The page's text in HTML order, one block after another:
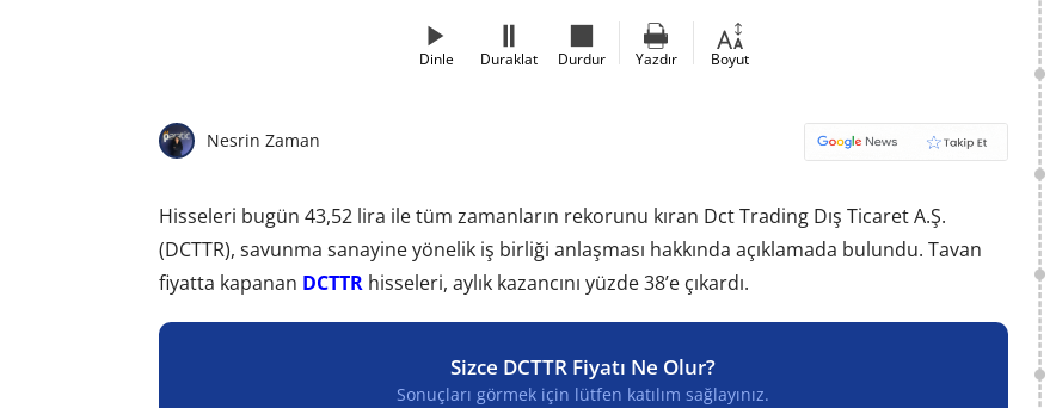
Dinle Duraklat Durdur Yazdır Boyut
Nesrin Zaman
Hisseleri bugün 43,52 lira ile tüm zamanların rekorunu kıran Dct Trading Dış Ticaret A.Ş.
(DCTTR), savunma sanayine yönelik iş birliği anlaşması hakkında açıklamada bulundu. Tavan
fiyatta kapanan DCTTRhisseleri, aylık kazancını yüzde 38’e çıkardı.
Sizce DCTTR Fiyatı Ne Olur?
Sonuçları görmek için lütfen katılım sağlayınız.